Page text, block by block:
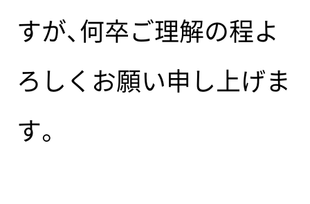
すが、何卒ご理解の程よ
ろしくお願い申し上げま
す。